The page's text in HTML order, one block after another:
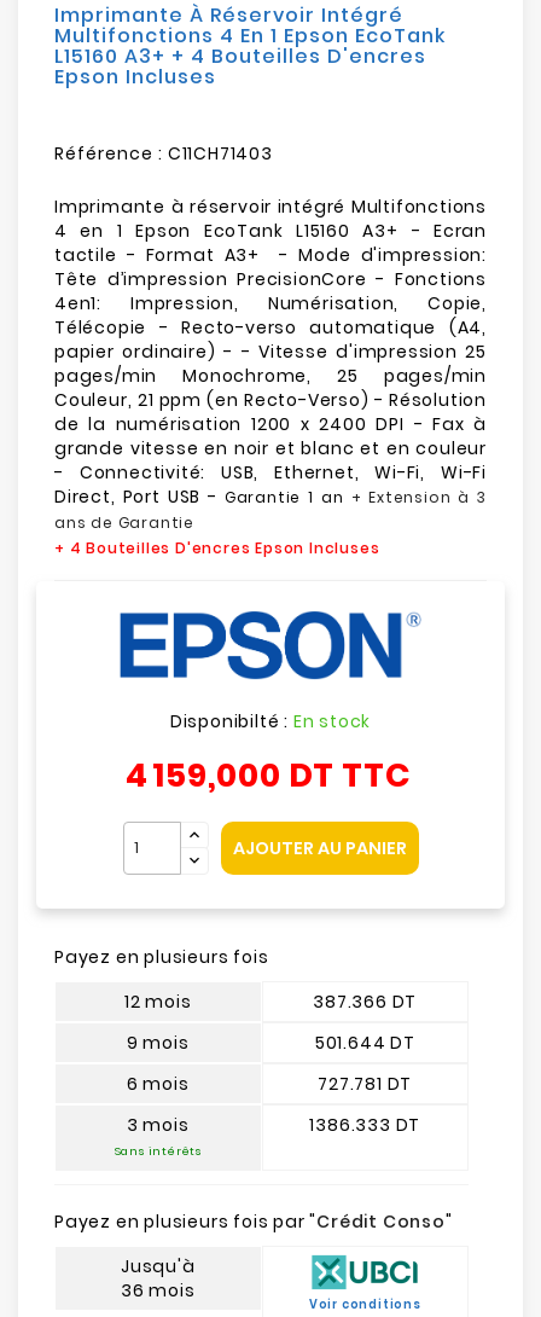
Imprimante À Réservoir Intégré
Multifonctions 4 En 1 Epson EcoTank
L15160 A3+ + 4 Bouteilles D'encres
Epson Incluses
Référence : C11CH71403
Imprimante à réservoir intégré Multifonctions
4 en 1 Epson EcoTank L15160 A3+ - Ecran
tactile - Format A3+ - Mode d'impression:
Tête d’impression PrecisionCore - Fonctions
4en1: Impression, Numérisation, Copie,
Télécopie - Recto-verso automatique (A4,
papier ordinaire) - - Vitesse d'impression 25
pages/min Monochrome, 25 pages/min
Couleur, 21 ppm (en Recto-Verso) - Résolution
de la numérisation 1200 x 2400 DPI - Fax à
grande vitesse en noir et blanc et en couleur
- Connectivité: USB, Ethernet, Wi-Fi, Wi-Fi
Direct, Port USB - Garantie 1 an + Extension à 3
ans de Garantie
+ 4 Bouteilles D'encres Epson Incluses
Disponibilté : En stock
4 159,000 DT TTC
AJOUTER AU PANIER
Payez en plusieurs fois
12 mois
9 mois
6 mois
3 mois
Sans intérêts
387.366 DT
501.644 DT
727.781 DT
1386.333 DT
Payez en plusieurs fois par "Crédit Conso"
Jusqu'à
36 mois
Voir conditions